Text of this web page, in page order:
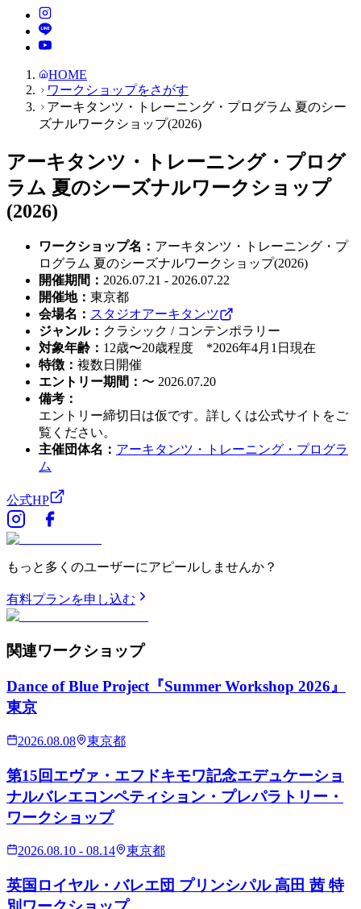
HOME
ワークショップをさがす
アーキタンツ・トレーニング・プログラム 夏のシー
ズナルワークショップ(2026)
アーキタンツ・トレーニング・プログ
ラム 夏のシーズナルワークショップ
(2026)
ワークショップ名 ： アーキタンツ・トレーニング・プ
ログラム 夏のシーズナルワークショップ(2026)
開催期間 ： 2026.07.21 - 2026.07.22
開催地： 東京都
会場名 ： スタジオアーキタンツ
ジャンル： クラシック / コンテンポラリー
対象年齢 ： 12歳〜20歳程度 *2026年4月1日現在
特徴 ： 複数日開催
エントリー期間 ： 〜 2026.07.20
備考 ：
エントリー締切日は仮です。詳しくは公式サイトをご
覧ください。
主催団体名 ： アーキタンツ・トレーニング・プログラ
ム
公式HP
もっと多くのユーザーにアピールしませんか？
有料プランを申し込む
関連ワークショップ
Dance of Blue Project『Summer Workshop 2026』
東京
2026.08.08 東京都
第15回エヴァ・エフドキモワ記念エデュケーショ
ナルバレエコンペティション・プレパラトリー・
ワークショップ
2026.08.10 - 08.14 東京都
英国ロイヤル・バレエ団 プリンシパル 高田 茜 特